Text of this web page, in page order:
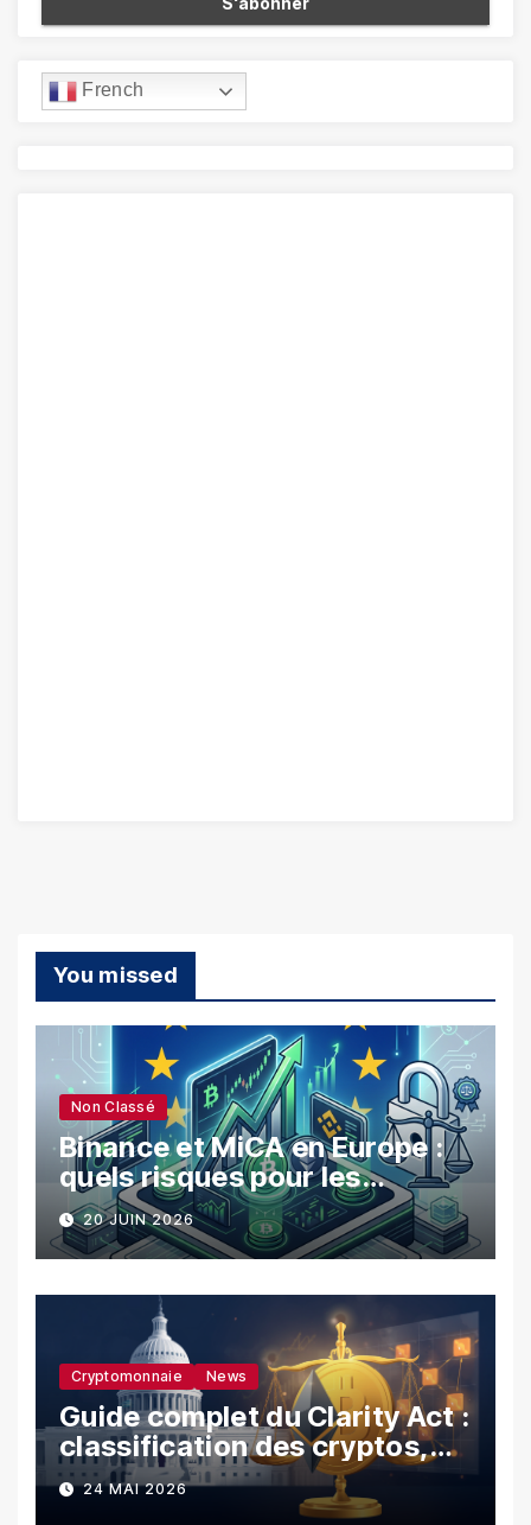
French
You missed
Non Classé
Binance et MiCA en Europe :
quels risques pour les
utilisateurs ?
20 JUIN 2026
Cryptomonnaie News
Guide complet du Clarity Act :
classification des cryptos,
SEC vs CFTC, et impacts sur
les investisseurs
24 MAI 2026